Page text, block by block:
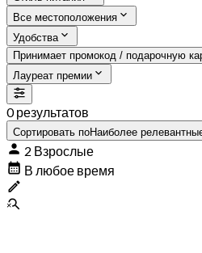
Все местоположения
Удобства
Принимает промокод / подарочную
Лауреат премии
0 результатов
Сортировать поНаиболее
2 Взрослые
В любое время